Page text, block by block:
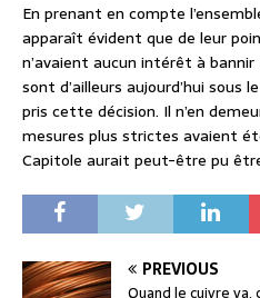
En prenant en compte
apparaît évident que de leur
n’avaient aucun intérêt à
sont d’ailleurs aujourd’hui sous
pris cette décision. Il n’en
mesures plus strictes avaient
Capitole aurait peut-être pu
PREVIOUS
Quand le cuivre va,